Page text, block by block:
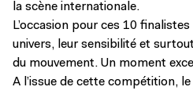
la scène internationale.
L’occasion pour ces 10
univers, leur sensibilité et
du mouvement. Un moment
A l’issue de cette compétition,